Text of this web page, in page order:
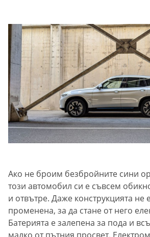
Ако не броим безбройните сини
този автомобил си е съвсем
и отвътре. Даже конструкцията не
променена, за да стане от него
Батерията е залепена за пода и